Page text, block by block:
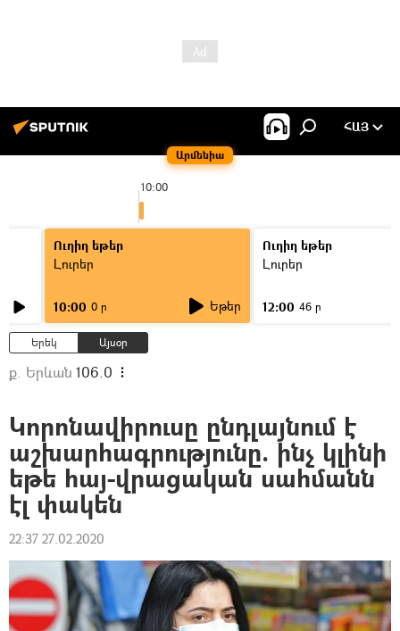
Արմենիա
ՀԱՅ
10:00
Ուղիղ եթեր
Լուրեր
10:00 0 ր Եթեր
Ուղիղ եթեր
Լուրեր
12:00 46 ր
Երեկ Այսօր
ք. Երևան 106.0
Կորոնավիրուսը ընդլայնում է
աշխարհագրությունը. ինչ կլինի
եթե հայ-վրացական սահմանն
էլ փակեն
22:37 27.02.2020